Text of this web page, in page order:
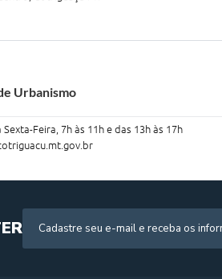
Urbanismo
Sexta-Feira, 7h às 11h e das 13h às 17h